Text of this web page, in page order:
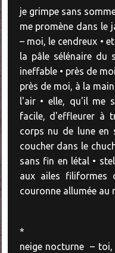
je grimpe sans
me promène dans le
– moi, le cendreux •
la pâle sélénaire du
ineffable • près de
près de moi, à la
l'air • elle, qu'il me
facile, d'effleurer à
corps nu de lune en
coucher dans le
sans fin en létal •
aux ailes
couronne allumée au
*
neige nocturne – toi,